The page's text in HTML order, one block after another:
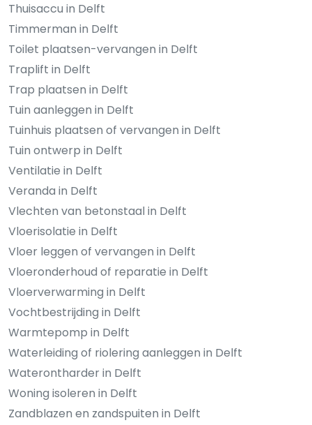
Thuisaccu in Delft
Timmerman in Delft
Toilet plaatsen-vervangen in Delft
Traplift in Delft
Trap plaatsen in Delft
Tuin aanleggen in Delft
Tuinhuis plaatsen of vervangen in Delft
Tuin ontwerp in Delft
Ventilatie in Delft
Veranda in Delft
Vlechten van betonstaal in Delft
Vloerisolatie in Delft
Vloer leggen of vervangen in Delft
Vloeronderhoud of reparatie in Delft
Vloerverwarming in Delft
Vochtbestrijding in Delft
Warmtepomp in Delft
Waterleiding of riolering aanleggen in Delft
Waterontharder in Delft
Woning isoleren in Delft
Zandblazen en zandspuiten in Delft